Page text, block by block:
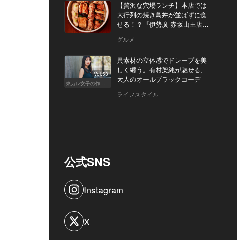
【贅沢な穴場ランチ】本店では
大行列の焼き鳥丼が並ばずに食
せる！？『伊勢廣 赤坂山王店』
グルメ
Vol.53
東カレ女子の作り方
異素材の立体感でドレープを美
しく纏う。有村架純が魅せる、
大人のオールブラックコーデ
ライフスタイル
公式SNS
Instagram
X